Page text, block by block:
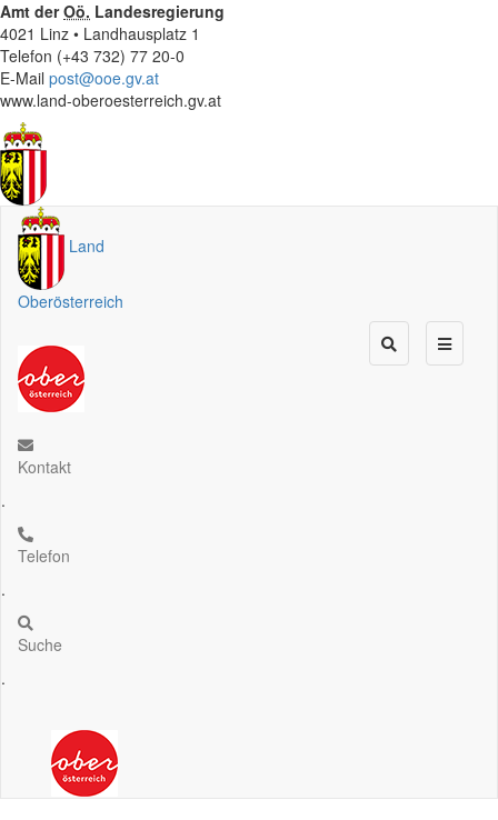
Amt derOö. Landesregierung
4021 Linz • Landhausplatz 1
Telefon (+43 732) 77 20-0
E-Mail post@ooe.gv.at
www.land-oberoesterreich.gv.at
Land
Oberösterreich
Kontakt
.
Telefon
.
Suche
.